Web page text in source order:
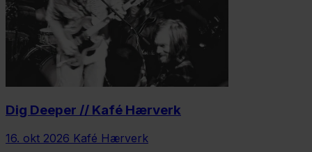
Dig Deeper // Kafé Hærverk
16. okt 2026 Kafé Hærverk